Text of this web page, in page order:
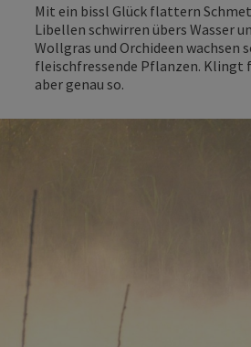
Mit ein bissl Glück flattern
Libellen schwirren übers Wasser
Wollgras und Orchideen wachsen
fleischfressende Pflanzen. Klingt
aber genau so.